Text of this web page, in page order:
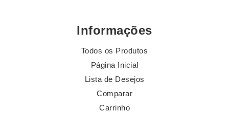
Informações
Todos os Produtos
Página Inicial
Lista de Desejos
Comparar
Carrinho